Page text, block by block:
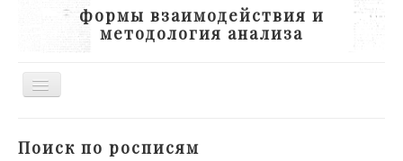
формы взаимодействия и
методология анализа
Toggle
Поиск по росписям